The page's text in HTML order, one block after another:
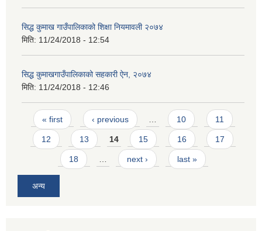
सिद्ध कुमाख गाउँपालिकाको शिक्षा नियमावली २०७४
मिति: 11/24/2018 - 12:54
सिद्ध कुमाखगाउँपालिकाको सहकारी ऐन, २०७४
मिति: 11/24/2018 - 12:46
Pages
« first ‹ previous 10 11
12 13 14 15 16 17
18 next › last »
अन्य